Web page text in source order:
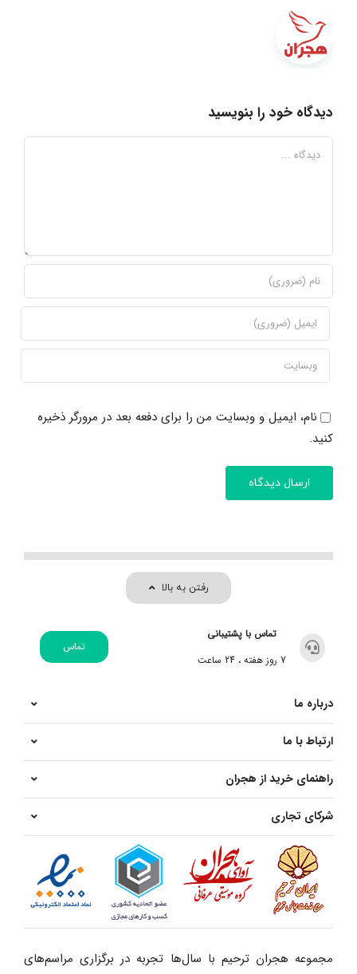
دیدگاه خود را بنویسید
دیدگاه
نام، ایمیل و وبسایت من را برای دفعه بعد در مرورگر ذخیره
کنید.
رفتن به بالا
تماس با پشتیبانی
7 روز هفته ، 24 ساعت
تماس
درباره ما
ارتباط با ما
راهنمای خرید از هجران
شرکای تجاری
مجموعه هجران ترحیم با سال‌ها تجربه در برگزاری مراسم‌های